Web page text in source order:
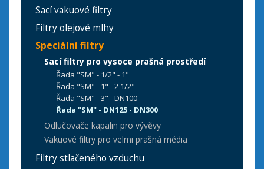
Sací vakuové filtry
Filtry olejové mlhy
Speciální filtry
Sací filtry pro vysoce prašná prostředí
Řada "SM" - 1/2" - 1"
Řada "SM" - 1" - 2 1/2"
Řada "SM" - 3" - DN100
Řada "SM" - DN125 - DN300
Odlučovače kapalin pro vývěvy
Vakuové filtry pro velmi prašná média
Filtry stlačeného vzduchu